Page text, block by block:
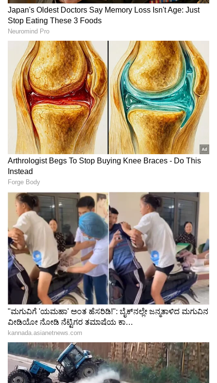
Related Articles
FIFA World Cup 2026 ಮೈದಾನದಲ್ಲೂ ಮಿಂಚು,
ಮೈದಾನದ ಹೊರಗೂ ಮಾದರಿ: ಜಪಾನ್ ವಿಶ್ವದ ಗಮನ
ಸೆಳೆದದ್ದು ಹೇಗೆ?
FIFA World Cup 2026: ವಲಸಿಗ ಕ್ಯಾಂಪ್‌ನಲ್ಲಿ
ಜನಿಸಿದ್ದ ನೆಸ್ಸೂರಿ ಈಗ ಆಸ್ಟ್ರೇಲಿಯಾ ಗೆಲುವಿನ ರೂವಾರಿ!
3
Image Credit : Getty
ಯುದ್ಧದ ನಡುವೆಯೂ ಇರಾನ್‌ನ ಅಭಿಮಾನಿಗಳು ಜೂ.15
ರಂದುಸ ನ್ಯೂಜಿಲೆಂಡ್‌ ವಿರುದ್ಧ ಲಾಸ್‌ ಏಂಜಲಿಸ್‌ನಲ್ಲಿ ನಡೆದ
ಪಂದ್ಯದಲ್ಲಿ ದೇಶವನ್ನು ಬೆಂಬಲಿಸಿದ ಇರಾನ್‌ ಯುವತಿಯರು.